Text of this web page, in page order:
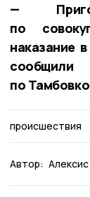
—
по
наказание
по
происшествия
Автор: